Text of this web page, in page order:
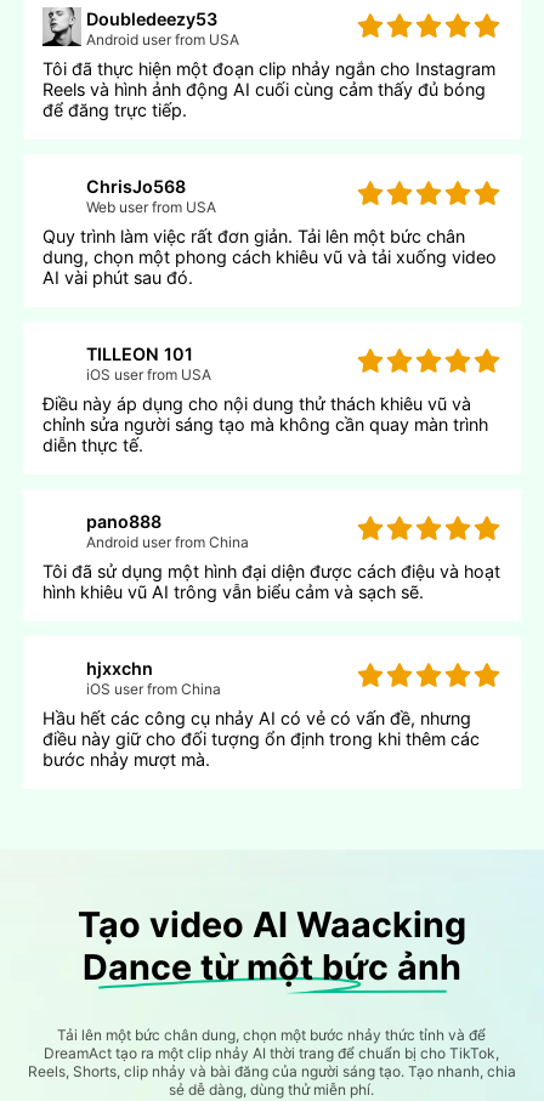
Doubledeezy53
Android user from USA
Tôi đã thực hiện một đoạn clip nhảy ngắn cho Instagram
Reels và hình ảnh động AI cuối cùng cảm thấy đủ bóng
để đăng trực tiếp.
ChrisJo568
Web user from USA
Quy trình làm việc rất đơn giản. Tải lên một bức chân
dung, chọn một phong cách khiêu vũ và tải xuống video
AI vài phút sau đó.
TILLEON 101
iOS user from USA
Điều này áp dụng cho nội dung thử thách khiêu vũ và
chỉnh sửa người sáng tạo mà không cần quay màn trình
diễn thực tế.
pano888
Android user from China
Tôi đã sử dụng một hình đại diện được cách điệu và hoạt
hình khiêu vũ AI trông vẫn biểu cảm và sạch sẽ.
hjxxchn
iOS user from China
Hầu hết các công cụ nhảy AI có vẻ có vấn đề, nhưng
điều này giữ cho đối tượng ổn định trong khi thêm các
bước nhảy mượt mà.
Tạo video AI Waacking
Dance từ một bức ảnh
Tải lên một bức chân dung, chọn một bước nhảy thức tỉnh và để
DreamAct tạo ra một clip nhảy AI thời trang để chuẩn bị cho TikTok,
Reels, Shorts, clip nhảy và bài đăng của người sáng tạo. Tạo nhanh, chia
sẻ dễ dàng, dùng thử miễn phí.